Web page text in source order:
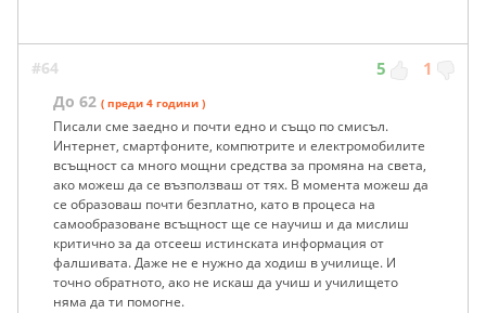
#64 5 1
До 62 ( преди 4 години )
Писали сме заедно и почти едно и също по смисъл.
Интернет, смартфоните, компютрите и електромобилите
всъщност са много мощни средства за промяна на света,
ако можеш да се възползваш от тях. В момента можеш да
се образоваш почти безплатно, като в процеса на
самообразоване всъщност ще се научиш и да мислиш
критично за да отсееш истинската информация от
фалшивата. Даже не е нужно да ходиш в училище. И
точно обратното, ако не искаш да учиш и училището
няма да ти помогне.